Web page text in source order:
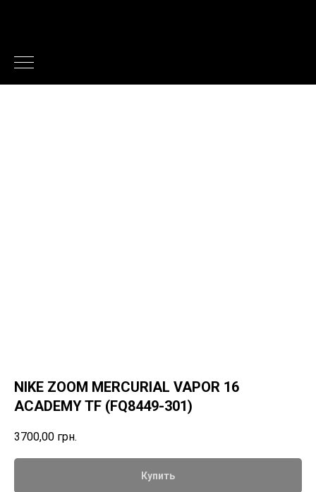
NIKE ZOOM MERCURIAL VAPOR 16
ACADEMY TF (FQ8449-301)
3700,00 грн.
Купить